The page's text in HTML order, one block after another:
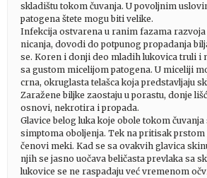
skladištu tokom čuvanja. U povoljnim
patogena štete mogu biti velike.
Infekcija ostvarena u ranim fazama razvoja
nicanja, dovodi do potpunog propadanja
se. Koren i donji deo mladih lukovica truli i
sa gustom micelijom patogena. U miceliji
crna, okruglasta telašca koja predstavljaju
Zaražene biljke zaostaju u porastu, donje
osnovi, nekrotira i propada.
Glavice belog luka koje obole tokom
simptoma oboljenja. Tek na pritisak prstom
čenovi meki. Kad se sa ovakvih glavica
njih se jasno uočava beličasta prevlaka sa
lukovice se ne raspadaju već vremenom